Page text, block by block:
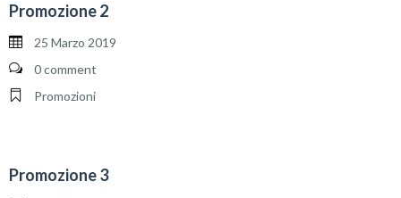
Promozione 2
25 Marzo 2019
0 comment
Promozioni
Promozione 3